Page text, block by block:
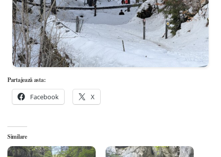
Partajează asta:
Facebook X
Similare